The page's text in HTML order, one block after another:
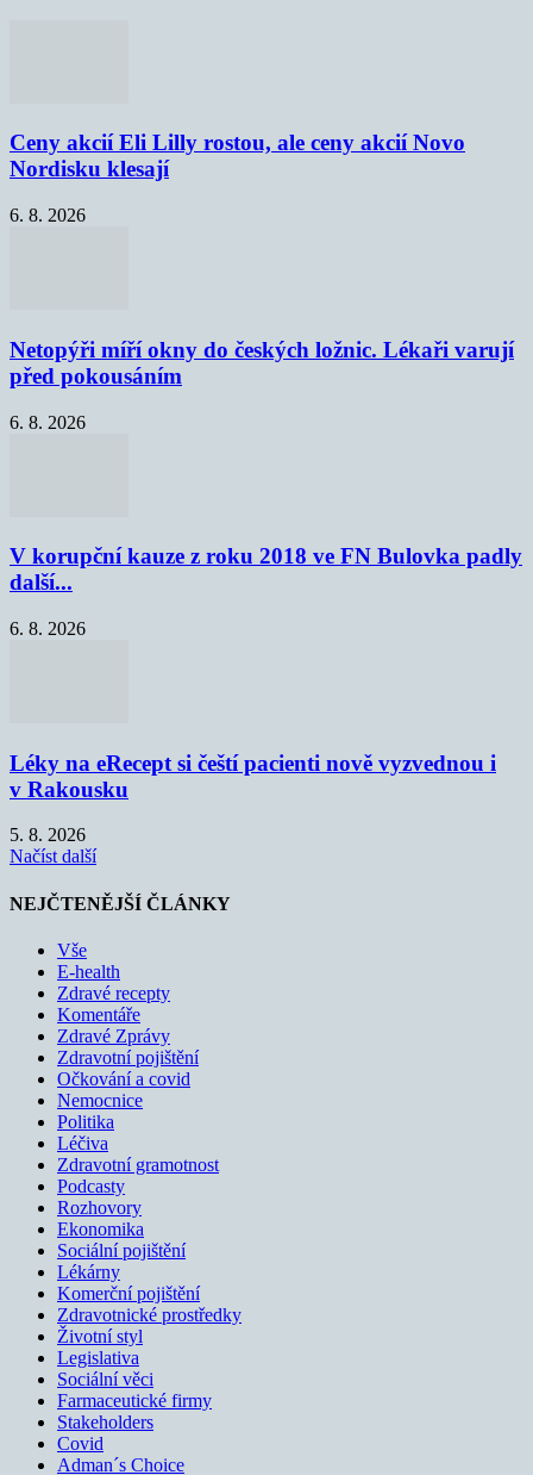
Ceny akcií Eli Lilly rostou, ale ceny akcií Novo
Nordisku klesají
6. 8. 2026
Netopýři míří okny do českých ložnic. Lékaři varují
před pokousáním
6. 8. 2026
V korupční kauze z roku 2018 ve FN Bulovka padly
další...
6. 8. 2026
Léky na eRecept si čeští pacienti nově vyzvednou i
v Rakousku
5. 8. 2026
Načíst další
NEJČTENĚJŠÍ ČLÁNKY
Vše
E-health
Zdravé recepty
Komentáře
Zdravé Zprávy
Zdravotní pojištění
Očkování a covid
Nemocnice
Politika
Léčiva
Zdravotní gramotnost
Podcasty
Rozhovory
Ekonomika
Sociální pojištění
Lékárny
Komerční pojištění
Zdravotnické prostředky
Životní styl
Legislativa
Sociální věci
Farmaceutické firmy
Stakeholders
Covid
Adman´s Choice